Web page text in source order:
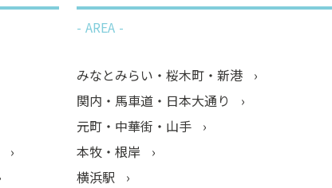
AREA
みなとみらい・桜木町・新港
関内・馬車道・日本大通り
元町・中華街・山手
本牧・根岸
横浜駅